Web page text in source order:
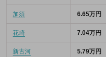
加須 6.65万円
花崎 7.04万円
新古河 5.79万円